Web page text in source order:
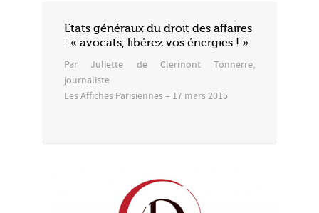
Etats généraux du droit des affaires
: « avocats, libérez vos énergies ! »
Par Juliette de Clermont Tonnerre,
journaliste
Les Affiches Parisiennes – 17 mars 2015